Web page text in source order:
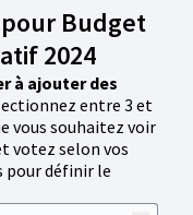
Budget
2024
à ajouter des
entre 3 et
vous souhaitez voir
votez selon vos
pour définir le